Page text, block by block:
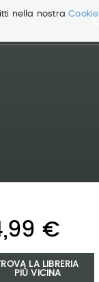
nella nostraCookie
€
LA LIBRERIA
PIÙ VICINA